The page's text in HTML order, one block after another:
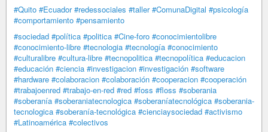
#Quito #Ecuador #redessociales #taller #ComunaDigital #psicología
#comportamiento #pensamiento
#sociedad #política #politica #Cine-foro #conocimientolibre
#conocimiento-libre #tecnologia #tecnología #conocimiento
#culturalibre #cultura-libre #tecnopolitica #tecnopolítica #educacion
#educación #ciencia #investigacion #investigación #software
#hardware #colaboracion #colaboración #cooperacion #cooperación
#trabajoenred #trabajo-en-red #red #foss #floss #soberania
#soberanía #soberaniatecnologica #soberaníatecnológica #soberania-
tecnologica #soberanía-tecnológica #cienciaysociedad #activismo
#Latinoamérica #colectivos